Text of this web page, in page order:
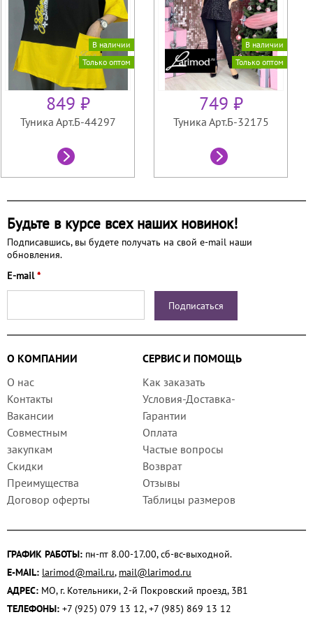
В наличии
Только оптом
849 ₽
Туника Арт.Б-44297
В наличии
Только оптом
749 ₽
Туника Арт.Б-32175
Будьте в курсе всех наших новинок!
Подписавшись, вы будете получать на свой e-mail наши
обновления.
E-mail*
О КОМПАНИИ
СЕРВИС И ПОМОЩЬ
О нас
Контакты
Вакансии
Совместным
закупкам
Скидки
Преимущества
Договор оферты
Как заказать
Условия-Доставка-
Гарантии
Оплата
Частые вопросы
Возврат
Отзывы
Таблицы размеров
ГРАФИК РАБОТЫ: пн-пт 8.00-17.00, сб-вс-выходной.
E-MAIL: larimod@mail.ru, mail@larimod.ru
АДРЕС: МО, г. Котельники, 2-й Покровский проезд, 3В1
ТЕЛЕФОНЫ: +7 (925) 079 13 12, +7 (985) 869 13 12